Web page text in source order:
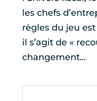
les chefs
règles du jeu
il s’agit de «
changement...